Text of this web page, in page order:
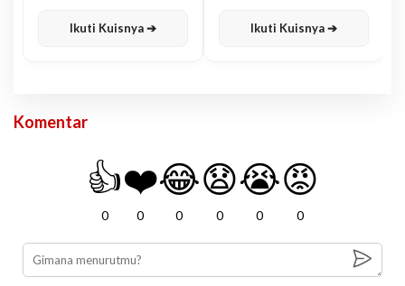
Ikuti Kuisnya ➔ Ikuti Kuisnya ➔
Komentar
👍
0
❤️
0
😂
0
😧
0
😭
0
😡
0